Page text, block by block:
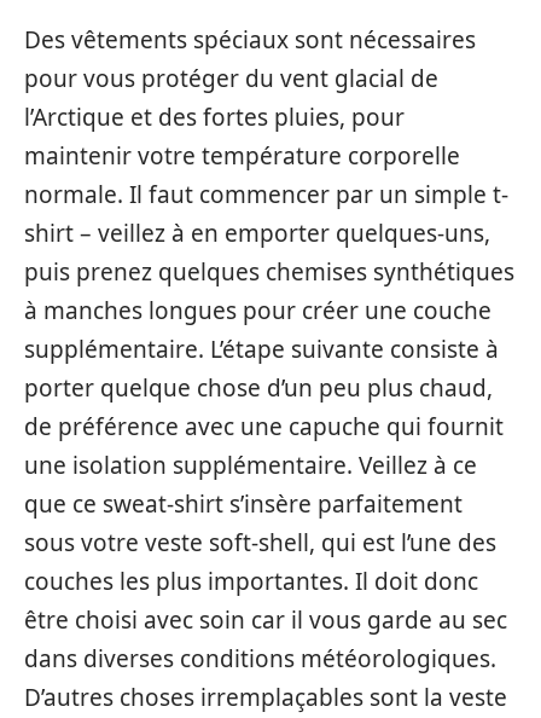
Des vêtements spéciaux sont nécessaires
pour vous protéger du vent glacial de
l’Arctique et des fortes pluies, pour
maintenir votre température corporelle
normale. Il faut commencer par un simple t-
shirt – veillez à en emporter quelques-uns,
puis prenez quelques chemises synthétiques
à manches longues pour créer une couche
supplémentaire. L’étape suivante consiste à
porter quelque chose d’un peu plus chaud,
de préférence avec une capuche qui fournit
une isolation supplémentaire. Veillez à ce
que ce sweat-shirt s’insère parfaitement
sous votre veste soft-shell, qui est l’une des
couches les plus importantes. Il doit donc
être choisi avec soin car il vous garde au sec
dans diverses conditions météorologiques.
D’autres choses irremplaçables sont la veste